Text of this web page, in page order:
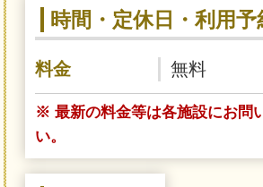
時間・定休日・利用
料金 無料
※ 最新の料金等は各施設にお問
い。